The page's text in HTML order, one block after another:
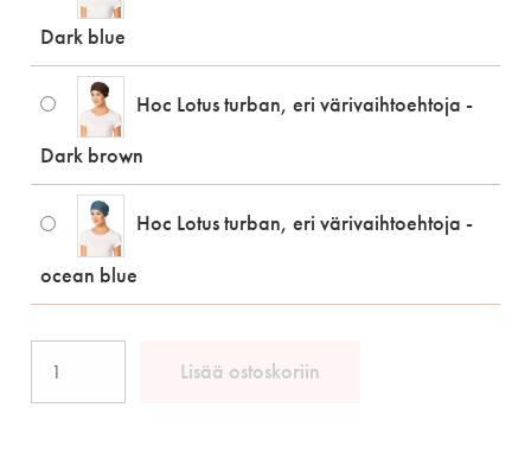
Dark blue
Hoc Lotus turban, eri värivaihtoehtoja -
Dark brown
Hoc Lotus turban, eri värivaihtoehtoja -
ocean blue
Lisää ostoskoriin